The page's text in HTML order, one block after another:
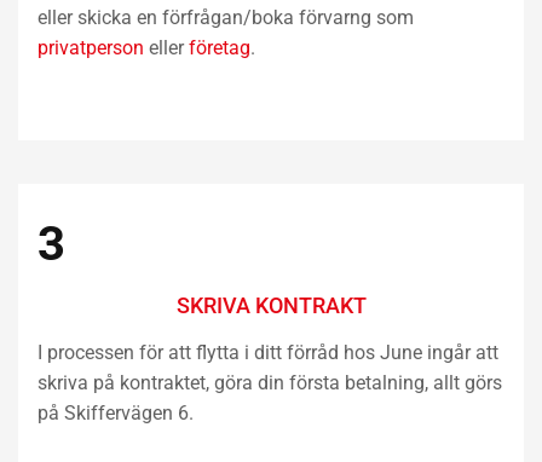
eller skicka en förfrågan/boka förvarng som
privatperson ellerföretag.
3
SKRIVA KONTRAKT
I processen för att flytta i ditt förråd hos June ingår att
skriva på kontraktet, göra din första betalning, allt görs
på Skiffervägen 6.